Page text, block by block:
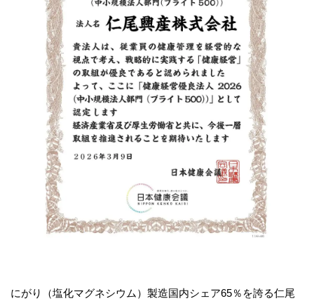
にがり（塩化マグネシウム）製造国内シェア65％を誇る仁尾